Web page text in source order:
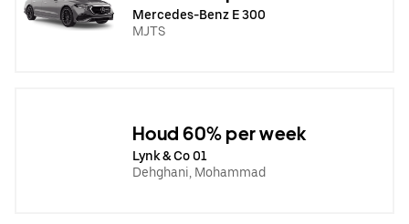
Mercedes-Benz E 300
MJTS
Houd 60% per week
Lynk & Co 01
Dehghani, Mohammad